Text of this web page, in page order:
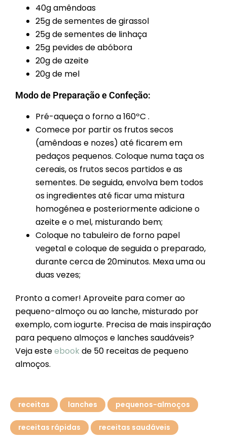
40g amêndoas
25g de sementes de girassol
25g de sementes de linhaça
25g pevides de abóbora
20g de azeite
20g de mel
Modo de Preparação e Confeção:
Pré-aqueça o forno a 160ºC .
Comece por partir os frutos secos
(amêndoas e nozes) até ficarem em
pedaços pequenos. Coloque numa taça os
cereais, os frutos secos partidos e as
sementes. De seguida, envolva bem todos
os ingredientes até ficar uma mistura
homogénea e posteriormente adicione o
azeite e o mel, misturando bem;
Coloque no tabuleiro de forno papel
vegetal e coloque de seguida o preparado,
durante cerca de 20minutos. Mexa uma ou
duas vezes;
Pronto a comer! Aproveite para comer ao
pequeno-almoço ou ao lanche, misturado por
exemplo, com iogurte. Precisa de mais inspiração
para pequeno almoços e lanches saudáveis?
Veja esteebook de 50 receitas de pequeno
almoços.
receitas lanches pequenos-almoços
receitas rápidas receitas saudáveis